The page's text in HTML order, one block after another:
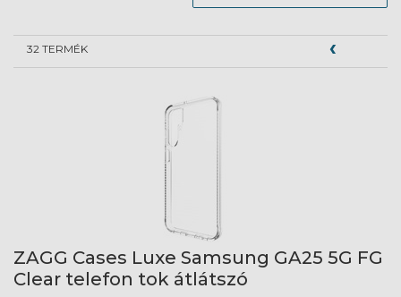
32 TERMÉK
ZAGG Cases Luxe Samsung GA25 5G FG
Clear telefon tok átlátszó